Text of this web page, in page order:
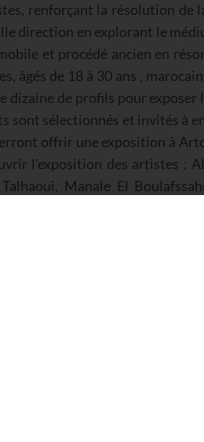
renforçant la résolution
direction en explorant le
et procédé ancien en
âgés de 18 à 30 ans ,
dizaine de profils pour
sélectionnés et invités à
offrir une exposition à
l'exposition des artistes :
Manale El
Salah-Eddine Mouslim,
argentique : Yassine